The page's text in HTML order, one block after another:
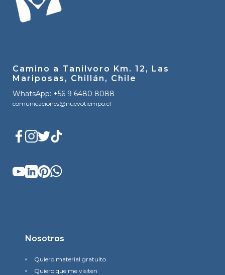
Camino a Tanilvoro Km. 12, Las
Mariposas, Chillán, Chile
WhatsApp: +56 9 6480 8088
comunicaciones@nuevotiempo.cl
Nosotros
Quiero material gratuito
Quiero que me visiten